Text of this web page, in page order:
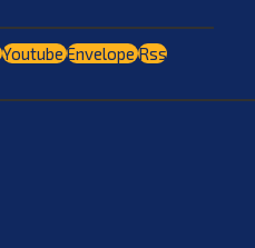
YoutubeEnvelopeRss